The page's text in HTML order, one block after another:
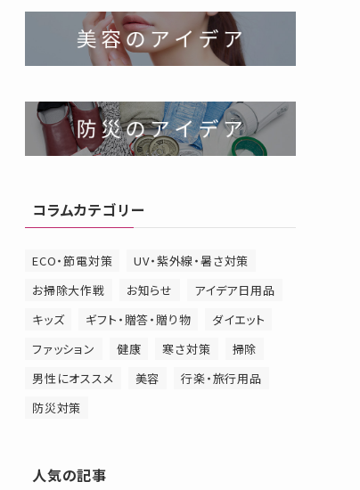
コラムカテゴリー
ECO・節電対策
UV・紫外線・暑さ対策
お掃除大作戦
お知らせ
アイデア日用品
キッズ
ギフト・贈答・贈り物
ダイエット
ファッション
健康 寒さ対策
掃除
男性にオススメ
美容
行楽・旅行用品
防災対策
人気の記事